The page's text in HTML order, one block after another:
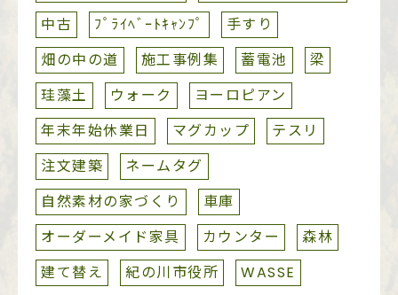
中古
ﾌﾟﾗｲﾍﾞｰﾄｷｬﾝﾌﾟ
手すり
畑の中の道
施工事例集 蓄電池
梁
珪藻土
ウォーク
ヨーロピアン
年末年始休業日
マグカップ
テスリ
注文建築
ネームタグ
自然素材の家づくり
車庫
オーダーメイド家具
カウンター
森林
建て替え
紀の川市役所
WASSE